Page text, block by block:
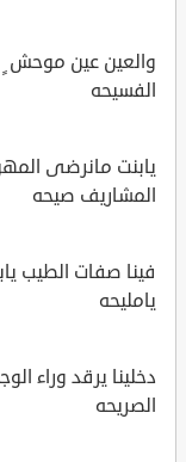
والعين عين موحش
الفسيحه
يابنت مانرضى
المشاريف صيحه
فينا صفات الطيب
يامليحه
دخلينا يرقد
الصريحه